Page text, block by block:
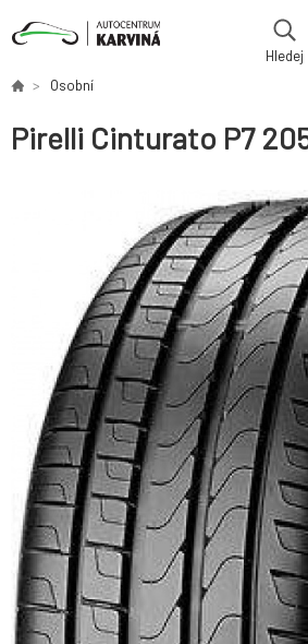
Hledej
Osobní
Pirelli Cinturato P7